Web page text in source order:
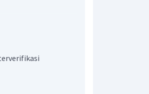
pemakai secara
pihak
atau